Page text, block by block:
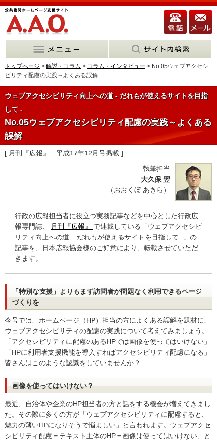
トップページ > 解説・コラム > コラム・インタビュー > No.05ウェブアクセシ
ビリティ配慮の実践～よくある誤解
ウェブアクセシビリティ向上への道 - だれもが使えるサイトを目指
して -
No.05ウェブアクセシビリティ配慮の実践～よくある
誤解
[ 月刊『広報』 平成17年12月号掲載 ]
執筆担当
大久保 翌
（おおくぼ あきら）
行政の広報担当者に役立つ実務記事などを中心とした行政広
報専門誌、
月刊『広報』 で連載している「ウェブアクセシビ
リティ向上への道 – だれもが使えるサイトを目指して -」の
記事を、日本広報協会様のご好意により、転載させていただ
きます。
「特別な支援」よりもまず訪問者が問題なく利用できるページ
づくりを
今号では、ホームページ（HP）担当の方によくある誤解を題材に、
ウェブアクセシビリティの配慮の実践について考えてみましょう。
「アクセシビリティに配慮のあるHPでは画像を使ってはいけない」
「HPに利用者支援機能を導入すればアクセシビリティ配慮になる」
皆さんはこのような認識をしていませんか？
画像を使ってはいけない？
最近、自治体や企業のHP担当者の方と話をする機会が増えてきまし
た。その際に多くの方が「ウェブアクセシビリティに配慮すると、
魅力の薄いHPになりそうで悩ましい」と言われます。ウェブアクセ
シビリティ配慮＝テキスト主体のHP＝画像は使ってはいけない、と